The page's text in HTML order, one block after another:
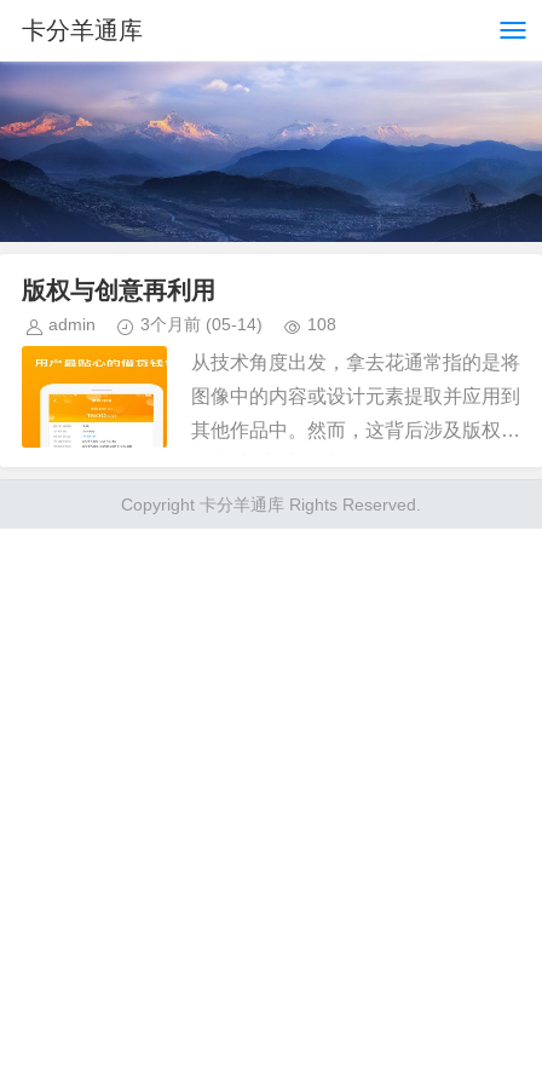
卡分羊通库
版权与创意再利用
admin 3个月前 (05-14) 108
从技术角度出发，拿去花通常指的是将
图像中的内容或设计元素提取并应用到
其他作品中。然而，这背后涉及版权、
先，理解“拿去花”概念的前提在于版权
和知识产权保护。许多创意作品...
Copyright 卡分羊通库 Rights Reserved.